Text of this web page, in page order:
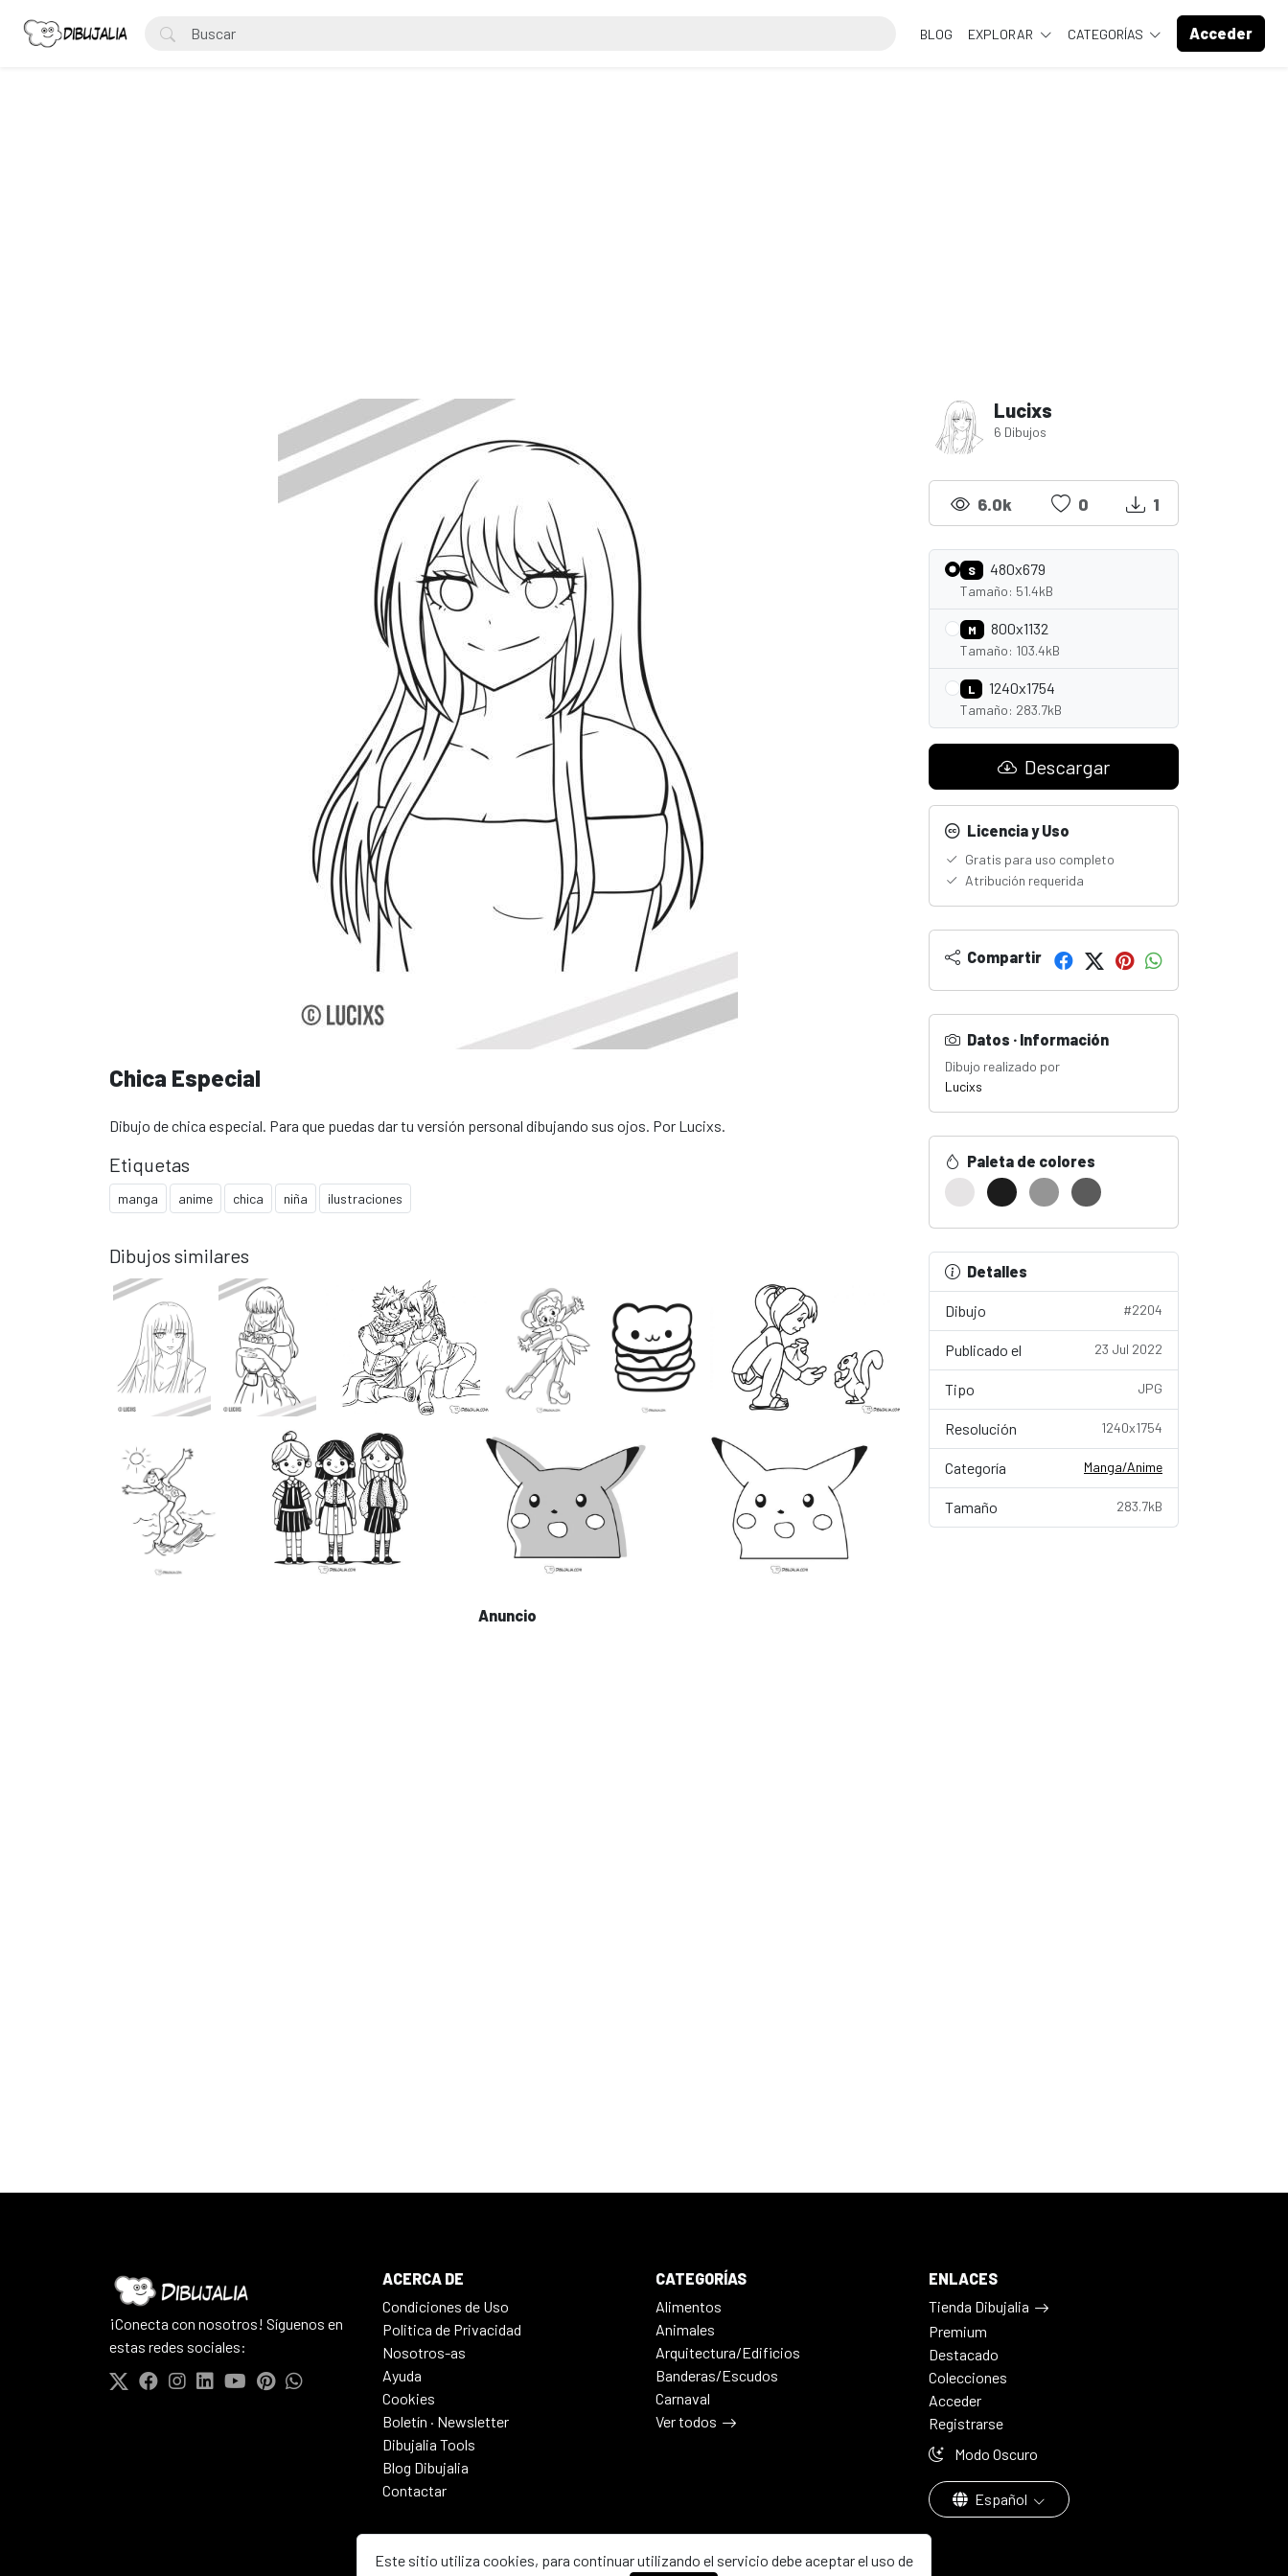
Este sitio utiliza cookies, para continuar utilizando el servicio debe aceptar el uso de
BLOG EXPLORAR CATEGORÍAS Acceder
Chica Especial
Dibujo de chica especial. Para que puedas dar tu versión personal dibujando sus ojos. Por Lucixs.
Etiquetas
manga anime chica niña ilustraciones
Dibujos similares
Anuncio
Lucixs
6 Dibujos
6.0k 0 1
S 480x679
Tamaño: 51.4kB
M 800x1132
Tamaño: 103.4kB
L 1240x1754
Tamaño: 283.7kB
Descargar
Licencia y Uso
Gratis para uso completo
Atribución requerida
Compartir
Datos · Información
Dibujo realizado por
Lucixs
Paleta de colores
Detalles
Dibujo #2204
Publicado el 23 Jul 2022
Tipo JPG
Resolución 1240x1754
Categoría Manga/Anime
Tamaño 283.7kB
¡Conecta con nosotros! Síguenos en
estas redes sociales:
ACERCA DE
Condiciones de Uso
Politica de Privacidad
Nosotros-as
Ayuda
Cookies
Boletín · Newsletter
Dibujalia Tools
Blog Dibujalia
Contactar
CATEGORÍAS
Alimentos
Animales
Arquitectura/Edificios
Banderas/Escudos
Carnaval
Ver todos
ENLACES
Tienda Dibujalia
Premium
Destacado
Colecciones
Acceder
Registrarse
Modo Oscuro
Español